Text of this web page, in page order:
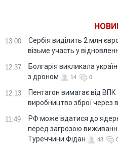
13:00
Сербія виділить 2 млн
візьме участь у
12:37
Болгарія викликала
з дроном
14 0
12:13
Пентагон вимагає від
виробництво зброї через
11:49
РФ може вдатися до
перед загрозою
Туреччини Фідан
48